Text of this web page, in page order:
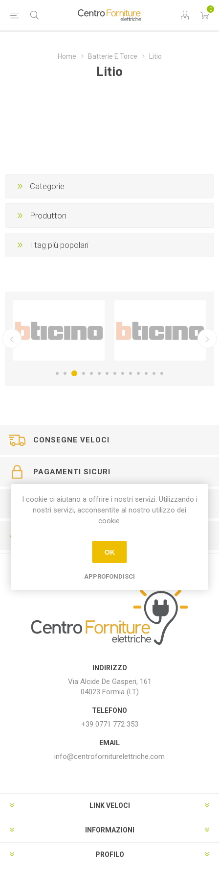
0
Home Batterie E Torce Litio
Litio
Categorie
Produttori
I tag più popolari
CONSEGNE VELOCI
PAGAMENTI SICURI
SERVIZIO CLIENTI
INDIRIZZO
Via Alcide De Gasperi, 161
04023 Formia (LT)
TELEFONO
+39 0771 772 353
EMAIL
info@centroforniturelettriche.com
LINK VELOCI
INFORMAZIONI
PROFILO
I cookie ci aiutano a offrire i nostri servizi. Utilizzando i
nostri servizi, acconsentite al nostro utilizzo dei
cookie.
OK
APPROFONDISCI